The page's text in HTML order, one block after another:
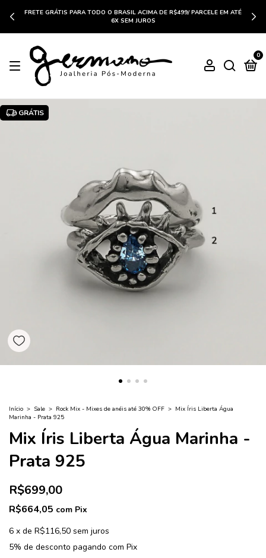
FRETE GRÁTIS PARA TODO O BRASIL ACIMA DE R$499/ PARCELE EM ATÉ
6X SEM JUROS
0
GRÁTIS
Início > Sale > Rock Mix - Mixes de anéis até 30% OFF > Mix Íris Liberta Água
Marinha - Prata 925
Mix Íris Liberta Água Marinha -
Prata 925
R$699,00
R$664,05 com Pix
6 x de R$116,50 sem juros
5% de desconto pagando com Pix